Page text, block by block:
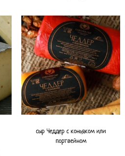
сыр Чеддер с коньяком или
портвейном